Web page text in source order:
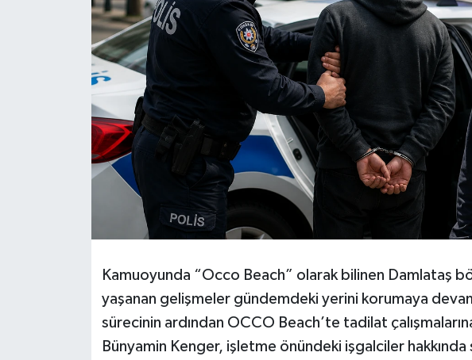
Kamuoyunda “Occo Beach” olarak bilinen Damlataş
yaşanan gelişmeler gündemdeki yerini korumaya
sürecinin ardından OCCO Beach’te tadilat
Bünyamin Kenger, işletme önündeki işgalciler hakkında